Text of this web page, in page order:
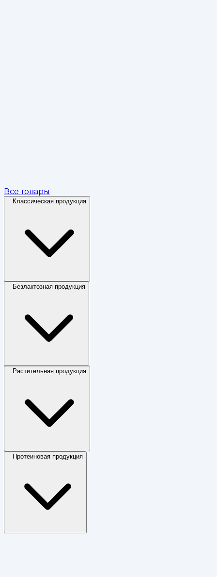
Все товары
Классическая продукция
Безлактозная продукция
Растительная продукция
Протеиновая продукция